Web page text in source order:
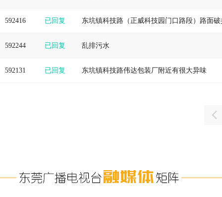
592416 已回复 东坑镇科技路（正威科技园门口路段）路面
592244 已回复 乱排污水
592131 已回复 东坑镇科技路伟达包装厂附近有很大异味